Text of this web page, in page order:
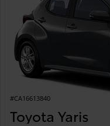
#CA16613840
Toyota Yaris